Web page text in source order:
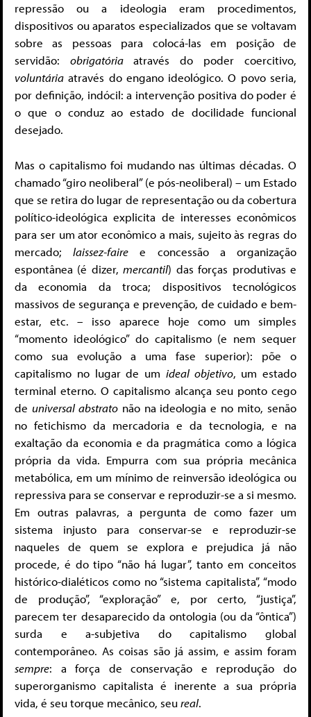
repressão ou a ideologia eram procedimentos,
dispositivos ou aparatos especializados que se voltavam
sobre as pessoas para colocá-las em posição de
servidão: obrigatória através do poder coercitivo,
voluntária através do engano ideológico. O povo seria,
por definição, indócil: a intervenção positiva do poder é
o que o conduz ao estado de docilidade funcional
desejado.
Mas o capitalismo foi mudando nas últimas décadas. O
chamado “giro neoliberal” (e pós-neoliberal) – um Estado
que se retira do lugar de representação ou da cobertura
político-ideológica explicita de interesses econômicos
para ser um ator econômico a mais, sujeito às regras do
mercado;laissez-faire e concessão a organização
espontânea (é dizer,mercantil) das forças produtivas e
da economia da troca; dispositivos tecnológicos
massivos de segurança e prevenção, de cuidado e bem-
estar, etc. – isso aparece hoje como um simples
“momento ideológico” do capitalismo (e nem sequer
como sua evolução a uma fase superior): põe o
capitalismo no lugar de um ideal objetivo, um estado
terminal eterno. O capitalismo alcança seu ponto cego
de universal abstratonão na ideologia e no mito, senão
no fetichismo da mercadoria e da tecnologia, e na
exaltação da economia e da pragmática como a lógica
própria da vida. Empurra com sua própria mecânica
metabólica, em um mínimo de reinversão ideológica ou
repressiva para se conservar e reproduzir-se a si mesmo.
Em outras palavras, a pergunta de como fazer um
sistema injusto para conservar-se e reproduzir-se
naqueles de quem se explora e prejudica já não
procede, é do tipo “não há lugar”, tanto em conceitos
histórico-dialéticos como no “sistema capitalista”, “modo
de produção”, “exploração” e, por certo, “justiça”,
parecem ter desaparecido da ontologia (ou da “ôntica”)
surda e a-subjetiva do capitalismo global
contemporâneo. As coisas são já assim, e assim foram
sempre: a força de conservação e reprodução do
superorganismo capitalista é inerente a sua própria
vida, é seu torque mecânico, seureal.